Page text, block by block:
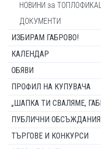
НОВИНИ за
ДОКУМЕНТИ
ИЗБИРАМ ГАБРОВО!
КАЛЕНДАР
ОБЯВИ
ПРОФИЛ НА КУПУВАЧА
„ШАПКА ТИ СВАЛЯМЕ,
ПУБЛИЧНИ
ТЪРГОВЕ И КОНКУРСИ